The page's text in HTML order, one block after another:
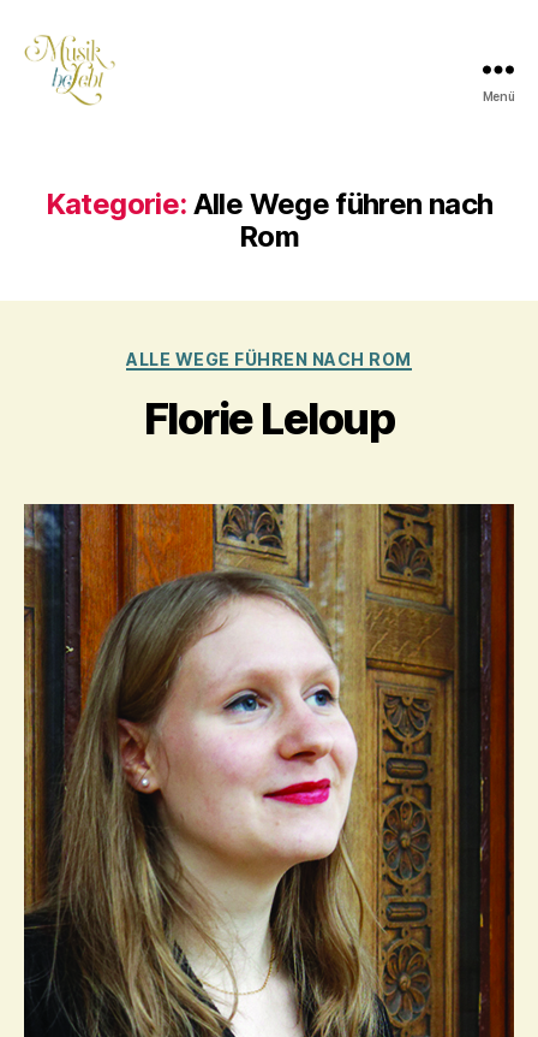
Menü
Kategorie: Alle Wege führen nach
Rom
Kategorien
ALLE WEGE FÜHREN NACH ROM
Florie Leloup